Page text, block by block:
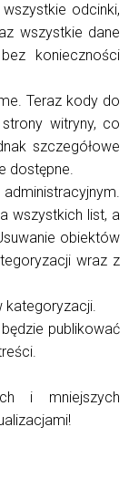
odcinki,
wszystkie dane
konieczności
Teraz kody do
witryny, co
szczegółowe
dostępne.
wszystkich list, a
obiektów
wraz z
kategoryzacji.
publikować
i mniejszych